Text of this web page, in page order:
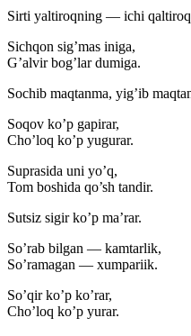
Sirti yaltiroqning — ichi
Sichqon sig’mas iniga,
G’alvir bog’lar dumiga.
Sochib maqtanma, yig’ib
Soqov ko’p gapirar,
Cho’loq ko’p yugurar.
Suprasida uni yo’q,
Tom boshida qo’sh tandir.
Sutsiz sigir ko’p ma’rar.
So’rab bilgan — kamtarlik,
So’ramagan — xumpariik.
So’qir ko’p ko’rar,
Cho’loq ko’p yurar.